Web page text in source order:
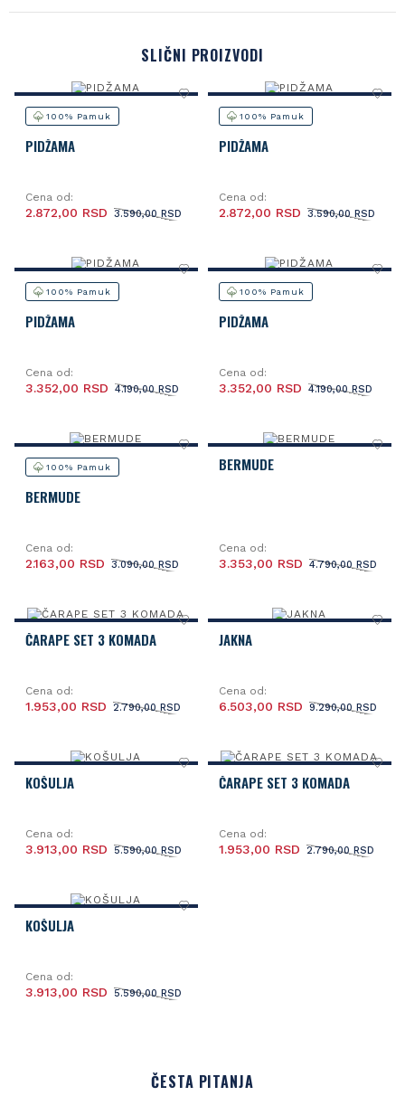
SLIČNI PROIZVODI
100% Pamuk
PIDŽAMA
Cena od:
3.590,00 RSD
2.872,00 RSD
100% Pamuk
PIDŽAMA
Cena od:
3.590,00 RSD
2.872,00 RSD
100% Pamuk
PIDŽAMA
Cena od:
4.190,00 RSD
3.352,00 RSD
100% Pamuk
PIDŽAMA
Cena od:
4.190,00 RSD
3.352,00 RSD
100% Pamuk
BERMUDE
Cena od:
3.090,00 RSD
2.163,00 RSD
BERMUDE
Cena od:
4.790,00 RSD
3.353,00 RSD
ČARAPE SET 3 KOMADA
Cena od:
2.790,00 RSD
1.953,00 RSD
JAKNA
Cena od:
9.290,00 RSD
6.503,00 RSD
KOŠULJA
Cena od:
5.590,00 RSD
3.913,00 RSD
ČARAPE SET 3 KOMADA
Cena od:
2.790,00 RSD
1.953,00 RSD
KOŠULJA
Cena od:
5.590,00 RSD
3.913,00 RSD
ČESTA PITANJA